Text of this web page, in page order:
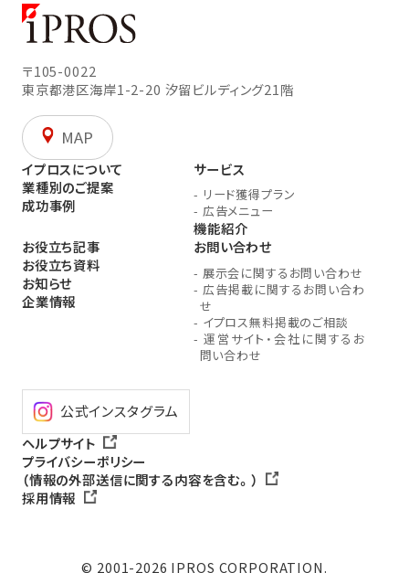
〒105-0022
東京都港区海岸1-2-20 汐留ビルディング21階
MAP
イプロスについて
業種別のご提案
成功事例
サービス
- リード獲得プラン
- 広告メニュー
機能紹介
お役立ち記事
お役立ち資料
お知らせ
企業情報
お問い合わせ
- 展示会に関するお問い合わせ
- 広告掲載に関するお問い合わ
せ
- イプロス無料掲載のご相談
- 運営サイト・会社に関するお
問い合わせ
公式インスタグラム
ヘルプサイト
プライバシーポリシー
（情報の外部送信に関する内容を含む。）
採用情報
© 2001-2026 IPROS CORPORATION.